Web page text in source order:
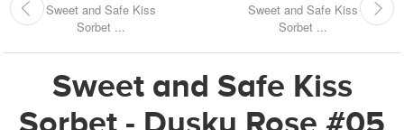
Sweet and Safe Kiss
Sorbet ...
Sweet and Safe Kiss
Sorbet ...
Sweet and Safe Kiss
Sorbet - Dusky Rose #05